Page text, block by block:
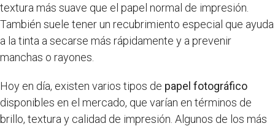
textura más suave que el papel normal de impresión.
También suele tener un recubrimiento especial que ayuda
a la tinta a secarse más rápidamente y a prevenir
manchas o rayones.
Hoy en día, existen varios tipos de papel fotográfico
disponibles en el mercado, que varían en términos de
brillo, textura y calidad de impresión. Algunos de los más